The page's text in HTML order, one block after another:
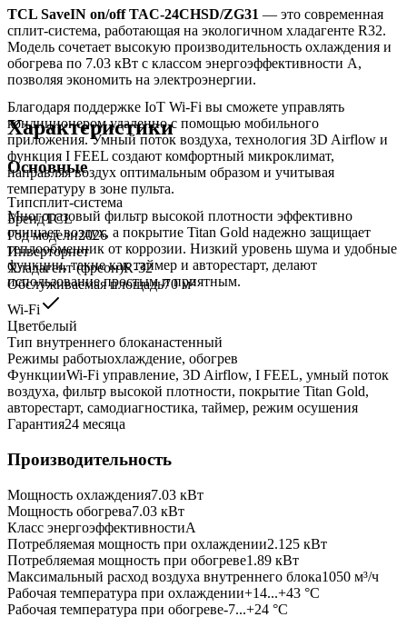
TCL SaveIN on/off TAC-24CHSD/ZG31 — это современная
сплит-система, работающая на экологичном хладагенте R32.
Модель сочетает высокую производительность охлаждения и
обогрева по 7.03 кВт с классом энергоэффективности A,
позволяя экономить на электроэнергии.
Благодаря поддержке IoT Wi-Fi вы сможете управлять
кондиционером удаленно с помощью мобильного
приложения. Умный поток воздуха, технология 3D Airflow и
функция I FEEL создают комфортный микроклимат,
направляя воздух оптимальным образом и учитывая
температуру в зоне пульта.
Многоразовый фильтр высокой плотности эффективно
очищает воздух, а покрытие Titan Gold надежно защищает
теплообменник от коррозии. Низкий уровень шума и удобные
функции, такие как таймер и авторестарт, делают
использование простым и приятным.
Характеристики
Основные
Типсплит-система
БрендTCL
Год модели2026
Инверторнет
Хладагент (фреон)R-32
Обслуживаемая площадь70м²
Wi-Fi
Цветбелый
Тип внутреннего блоканастенный
Режимы работыохлаждение, обогрев
ФункцииWi-Fi управление, 3D Airflow, I FEEL, умный поток
воздуха, фильтр высокой плотности, покрытие Titan Gold,
авторестарт, самодиагностика, таймер, режим осушения
Гарантия24 месяца
Производительность
Мощность охлаждения7.03 кВт
Мощность обогрева7.03 кВт
Класс энергоэффективностиA
Потребляемая мощность при охлаждении2.125 кВт
Потребляемая мощность при обогреве1.89 кВт
Максимальный расход воздуха внутреннего блока1050 м³/ч
Рабочая температура при охлаждении+14...+43 °C
Рабочая температура при обогреве-7...+24 °C